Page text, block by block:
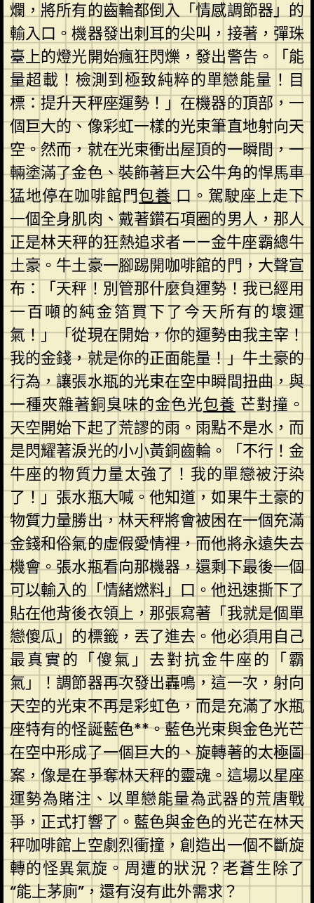
爛，將所有的齒輪都倒入「情感調節器」的
輸入口。機器發出刺耳的尖叫，接著，彈珠
臺上的燈光開始瘋狂閃爍，發出警告。「能
量超載！檢測到極致純粹的單戀能量！目
標：提升天秤座運勢！」在機器的頂部，一
個巨大的、像彩虹一樣的光束筆直地射向天
空。然而，就在光束衝出屋頂的一瞬間，一
輛塗滿了金色、裝飾著巨大公牛角的悍馬車
猛地停在咖啡館門包養口。駕駛座上走下
一個全身肌肉、戴著鑽石項圈的男人，那人
正是林天秤的狂熱追求者——金牛座霸總牛
土豪。牛土豪一腳踢開咖啡館的門，大聲宣
布：「天秤！別管那什麼負運勢！我已經用
一百噸的純金箔買下了今天所有的壞運
氣！」「從現在開始，你的運勢由我主宰！
我的金錢，就是你的正面能量！」牛土豪的
行為，讓張水瓶的光束在空中瞬間扭曲，與
一種夾雜著銅臭味的金色光包養 芒對撞。
天空開始下起了荒謬的雨。雨點不是水，而
是閃耀著淚光的小小黃銅齒輪。「不行！金
牛座的物質力量太強了！我的單戀被汙染
了！」張水瓶大喊。他知道，如果牛土豪的
物質力量勝出，林天秤將會被困在一個充滿
金錢和俗氣的虛假愛情裡，而他將永遠失去
機會。張水瓶看向那機器，還剩下最後一個
可以輸入的「情緒燃料」口。他迅速撕下了
貼在他背後衣領上，那張寫著「我就是個單
戀傻瓜」的標籤，丟了進去。他必須用自己
最真實的「傻氣」去對抗金牛座的「霸
氣」！調節器再次發出轟鳴，這一次，射向
天空的光束不再是彩虹色，而是充滿了水瓶
座特有的怪誕藍色**。藍色光束與金色光芒
在空中形成了一個巨大的、旋轉著的太極圖
案，像是在爭奪林天秤的靈魂。這場以星座
運勢為賭注、以單戀能量為武器的荒唐戰
爭，正式打響了。藍色與金色的光芒在林天
秤咖啡館上空劇烈衝撞，創造出一個不斷旋
轉的怪異氣旋。周遭的狀況？老蒼生除了
“能上茅廁”，還有沒有此外需求？